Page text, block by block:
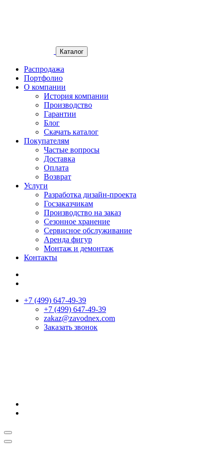
Каталог
Распродажа
Портфолио
О компании
История компании
Производство
Гарантии
Блог
Скачать каталог
Покупателям
Частые вопросы
Доставка
Оплата
Возврат
Услуги
Разработка дизайн-проекта
Госзаказчикам
Производство на заказ
Сезонное хранение
Сервисное обслуживание
Аренда фигур
Монтаж и демонтаж
Контакты
+7 (499) 647-49-39
+7 (499) 647-49-39
zakaz@zavodnex.сom
Заказать звонок